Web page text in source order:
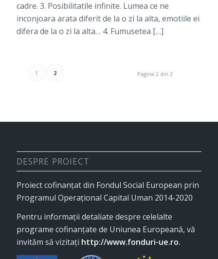
cadre. 3. Posibilitatile infinite. Lumea ce ne
inconjoara arata diferit de la o zi la alta, emotiile ei
difera de la o zi la alta… 4. Fumusetea […]
Pagina 2 din 2
1 2
DESPRE PROIECT
Proiect cofinanţat din Fondul Social European prin
Programul Operaţional Capital Uman 2014-2020
Pentru informaţii detaliate despre celelalte
programe cofinanţate de Uniunea Europeană, vă
invităm să vizitaţi http://www.fonduri-ue.ro.